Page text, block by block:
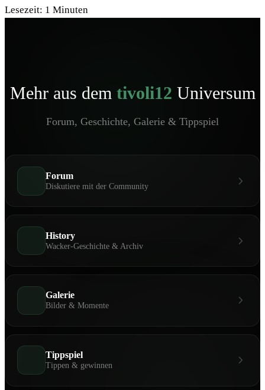
Lesezeit: 1 Minuten
Mehr aus dem tivoli12 Universum
Forum, Geschichte, Galerie & Tippspiel
Forum
Diskutiere mit der Community
History
Wacker-Geschichte & Archiv
Galerie
Bilder & Momente
Tippspiel
Tippen & gewinnen